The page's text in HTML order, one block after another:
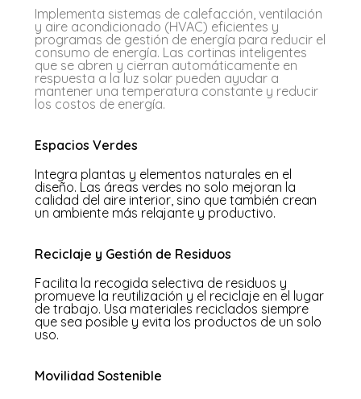
Implementa sistemas de calefacción, ventilación
y aire acondicionado (HVAC) eficientes y
programas de gestión de energía para reducir el
consumo de energía. Las cortinas inteligentes
que se abren y cierran automáticamente en
respuesta a la luz solar pueden ayudar a
mantener una temperatura constante y reducir
los costos de energía.
Espacios Verdes
Integra plantas y elementos naturales en el
diseño. Las áreas verdes no solo mejoran la
calidad del aire interior, sino que también crean
un ambiente más relajante y productivo.
Reciclaje y Gestión de Residuos
Facilita la recogida selectiva de residuos y
promueve la reutilización y el reciclaje en el lugar
de trabajo. Usa materiales reciclados siempre
que sea posible y evita los productos de un solo
uso.
Movilidad Sostenible